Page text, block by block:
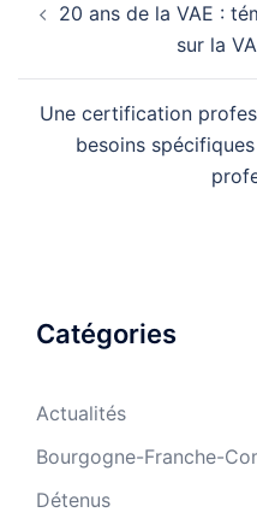
d’article
20 ans de la VAE :
sur la
Une certification
besoins spécifiques
Catégories
Actualités
Bourgogne-Franche-
Détenus